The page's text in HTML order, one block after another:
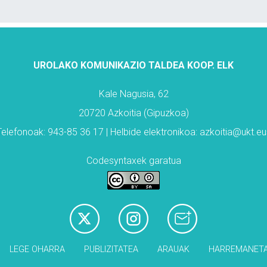
UROLAKO KOMUNIKAZIO TALDEA KOOP. ELK
Kale Nagusia, 62
20720 Azkoitia (Gipuzkoa)
943-85 36 17 | Helbide elektronikoa:
Codesyntaxek garatua
LEGE OHARRA PUBLIZITATEA ARAUAK